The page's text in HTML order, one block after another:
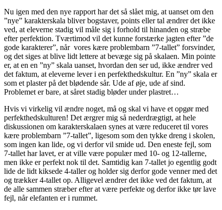
Nu igen med den nye rapport har det så slået mig, at uanset om den
”nye” karakterskala bliver bogstaver, points eller tal ændrer det ikke
ved, at eleverne stadig vil måle sig i forhold til hinanden og stræbe
efter perfektion. Tværtimod vil det kunne forstærke jagten efter ”de
gode karakterer”, når vores kære problembarn ”7-tallet” forsvinder,
og det siges at blive lidt lettere at bevæge sig på skalaen. Min pointe
er, at en en ”ny” skala uanset, hvordan den ser ud, ikke ændrer ved
det faktum, at eleverne lever i en perfekthedskultur. En ”ny” skala er
som et plaster på det blødende sår. Ude af øje, ude af sind.
Problemet er bare, at såret stadig bløder under plastret…
Hvis vi virkelig vil ændre noget, må og skal vi have et opgør med
perfekthedskulturen! Det ærgrer mig så nederdrægtigt, at hele
diskussionen om karakterskalaen synes at være reduceret til vores
kære problembarn ”7-tallet”, ligesom som den tykke dreng i skolen,
som ingen kan lide, og vi derfor vil smide ud. Den eneste fejl, som
7-tallet har lavet, er at ville være populær med 10- og 12-tallerne,
men ikke er perfekt nok til det. Samtidig kan 7-tallet jo egentlig godt
lide de lidt kiksede 4-taller og holder sig derfor gode venner med det
og trækker 4-tallet op. Alligevel ændrer det ikke ved det faktum, at
de alle sammen stræber efter at være perfekte og derfor ikke tør lave
fejl, når elefanten er i rummet.